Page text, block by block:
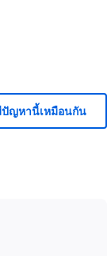
ญหานี้เหมือนกัน